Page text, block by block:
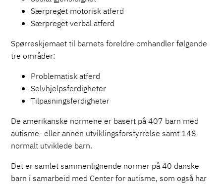
Særpreget motorisk atferd
Særpreget verbal atferd
Spørreskjemaet til barnets foreldre omhandler følgende
tre områder:
Problematisk atferd
Selvhjelpsferdigheter
Tilpasningsferdigheter
De amerikanske normene er basert på 407 barn med
autisme- eller annen utviklingsforstyrrelse samt 148
normalt utviklede barn.
Det er samlet sammenlignende normer på 40 danske
barn i samarbeid med Center for autisme, som også har